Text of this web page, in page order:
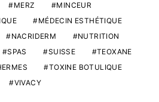
MERZ
MINCEUR
MÉDECIN ESTHÉTIQUE
NACRIDERM
NUTRITION
SPAS SUISSE
TEOXANE
TOXINE BOTULIQUE
VIVACY